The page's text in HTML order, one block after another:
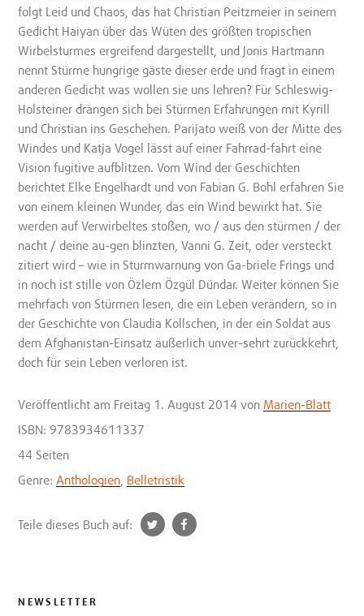
folgt Leid und Chaos, das hat Christian Peitzmeier in seinem
Gedicht Haiyan über das Wüten des größten tropischen
Wirbelsturmes ergreifend dargestellt, und Jonis Hartmann
nennt Stürme hungrige gäste dieser erde und fragt in einem
anderen Gedicht was wollen sie uns lehren? Für Schleswig-
Holsteiner drängen sich bei Stürmen Erfahrungen mit Kyrill
und Christian ins Geschehen. Parijato weiß von der Mitte des
Windes und Katja Vogel lässt auf einer Fahrrad-fahrt eine
Vision fugitive aufblitzen. Vom Wind der Geschichten
berichtet Elke Engelhardt und von Fabian G. Bohl erfahren Sie
von einem kleinen Wunder, das ein Wind bewirkt hat. Sie
werden auf Verwirbeltes stoßen, wo / aus den stürmen / der
nacht / deine au-gen blinzten, Vanni G. Zeit, oder versteckt
zitiert wird – wie in Sturmwarnung von Ga-briele Frings und
in noch ist stille von Özlem Özgül Dündar. Weiter können Sie
mehrfach von Stürmen lesen, die ein Leben verändern, so in
der Geschichte von Claudia Kollschen, in der ein Soldat aus
dem Afghanistan-Einsatz äußerlich unver-sehrt zurückkehrt,
doch für sein Leben verloren ist.
Veröffentlicht am Freitag 1. August 2014 von Marien-Blatt
ISBN: 9783934611337
44 Seiten
Genre:Anthologien Belletristik
Teile dieses Buch auf:
t
NEWSLETTER